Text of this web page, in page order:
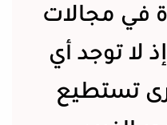
في مجالات
لا توجد أي
تستطيع